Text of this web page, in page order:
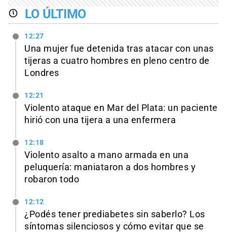
LO ÚLTIMO
12:27
Una mujer fue detenida tras atacar con unas
tijeras a cuatro hombres en pleno centro de
Londres
12:21
Violento ataque en Mar del Plata: un paciente
hirió con una tijera a una enfermera
12:18
Violento asalto a mano armada en una
peluquería: maniataron a dos hombres y
robaron todo
12:12
¿Podés tener prediabetes sin saberlo? Los
síntomas silenciosos y cómo evitar que se